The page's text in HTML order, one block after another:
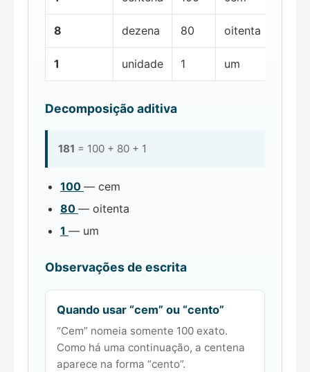
8 dezena 80 oitenta
1 unidade 1 um
Decomposição aditiva
181 = 100 + 80 + 1
100 — cem
80 — oitenta
1 — um
Observações de escrita
Quando usar “cem” ou “cento”
“Cem” nomeia somente 100 exato.
Como há uma continuação, a centena
aparece na forma “cento”.